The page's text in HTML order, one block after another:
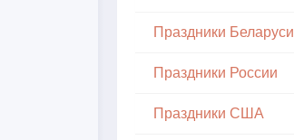
Праздники Беларуси
Праздники России
Праздники США